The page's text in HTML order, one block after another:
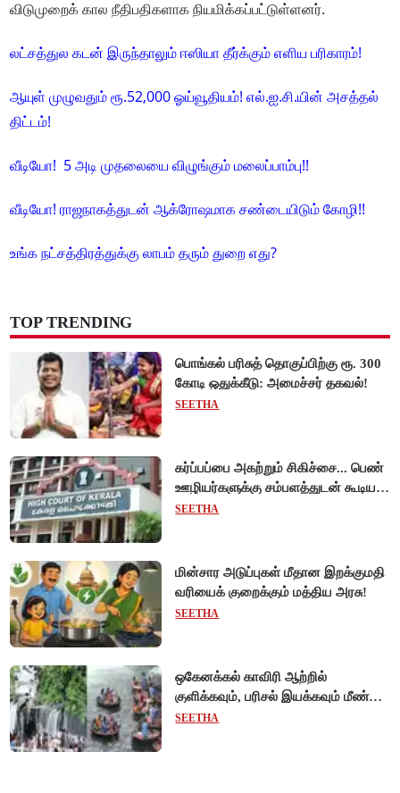
விடுமுறைக் கால நீதிபதிகளாக நியமிக்கப்பட்டுள்ளனர்.
லட்சத்துல கடன் இருந்தாலும் ஈஸியா தீர்க்கும் எளிய பரிகாரம்!
ஆயுள் முழுவதும் ரூ.52,000 ஓய்வூதியம்! எல்.ஐ.சி.யின் அசத்தல்
திட்டம்!
வீடியோ! 5 அடி முதலையை விழுங்கும் மலைப்பாம்பு!!
வீடியோ! ராஜநாகத்துடன் ஆக்ரோஷமாக சண்டையிடும் கோழி!!
உங்க நட்சத்திரத்துக்கு லாபம் தரும் துறை எது?
TOP TRENDING
பொங்கல் பரிசுத் தொகுப்பிற்கு ரூ. 300
கோடி ஒதுக்கீடு: அமைச்சர் தகவல்!
SEETHA
கர்ப்பப்பை அகற்றும் சிகிச்சை... பெண்
ஊழியர்களுக்கு சம்பளத்துடன் கூடிய
விடுப்பு - உயர்நீதிமன்றம் அதிரடி
SEETHA
மின்சார அடுப்புகள் மீதான இறக்குமதி
வரியைக் குறைக்கும் மத்திய அரசு!
SEETHA
ஒகேனக்கல் காவிரி ஆற்றில்
குளிக்கவும், பரிசல் இயக்கவும் மீண்டும்
அனுமதி - சுற்றுலாப் பயணிகள்
SEETHA